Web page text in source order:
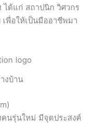
ได้แก่ สถาปนิก วิศวกร
พื่อให้เป็นมืออาชีพมา
งบ้าน
นรุ่นใหม่ มีจุดประสงค์